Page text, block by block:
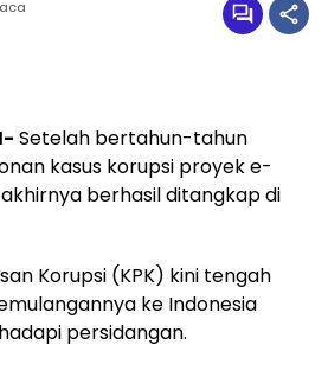
Setelah bertahun-tahun
kasus korupsi proyek e-
akhirnya berhasil ditangkap di
Korupsi (KPK) kini tengah
ke Indonesia
persidangan.